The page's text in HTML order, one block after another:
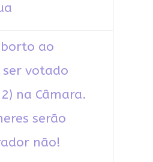
ao
votado
na Câmara.
serão
não!